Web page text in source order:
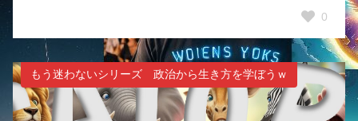
0
もう迷わないシリーズ 政治から生き方を学ぼうｗ